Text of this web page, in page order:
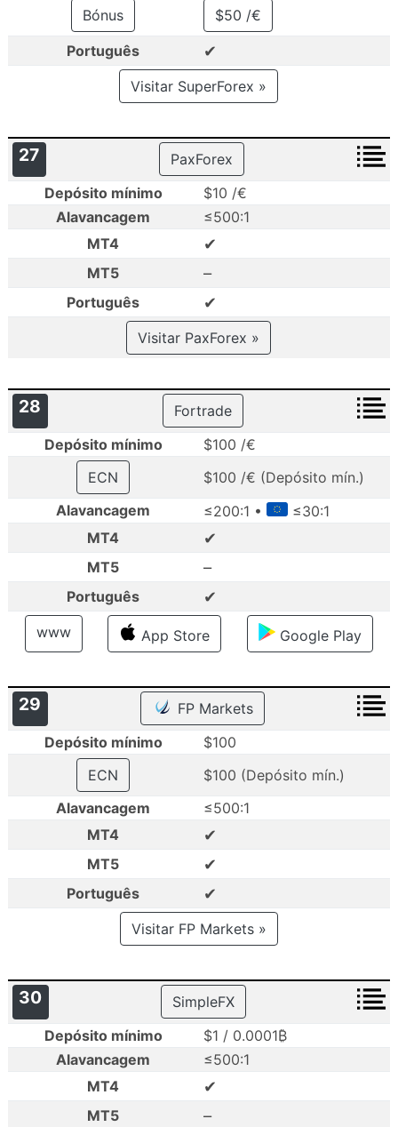
Bónus
$50 /€
Português
✔
Visitar SuperForex »
27
PaxForex
Depósito mínimo
$10 /€
Alavancagem
≤500:1
MT4
✔
MT5 –
Português ✔
Visitar PaxForex »
28
Fortrade
Depósito mínimo
$100 /€
ECN
$100 /€ (Depósito mín.)
Alavancagem
≤200:1 •
≤30:1
MT4
✔
MT5 –
Português ✔
www App Store Google Play
29
FP Markets
Depósito mínimo
$100
ECN
$100 (Depósito mín.)
Alavancagem
≤500:1
MT4
✔
MT5 ✔
Português ✔
Visitar FP Markets »
30
SimpleFX
Depósito mínimo
$1 / 0.0001₿
Alavancagem
≤500:1
MT4
✔
MT5 –